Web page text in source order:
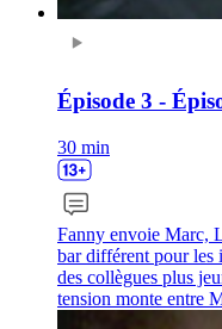
Épisode 3 -
30 min
Fanny envoie Marc,
bar différent pour les
des collègues plus
tension monte entre